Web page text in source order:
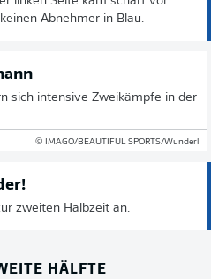
Abnehmer in Blau.
sich intensive Zweikämpfe in der
© IMAGO/BEAUTIFUL SPORTS/Wunderl
zweiten Halbzeit an.
HÄLFTE